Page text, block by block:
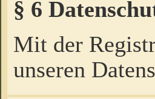
§ 6
Mit der
unseren